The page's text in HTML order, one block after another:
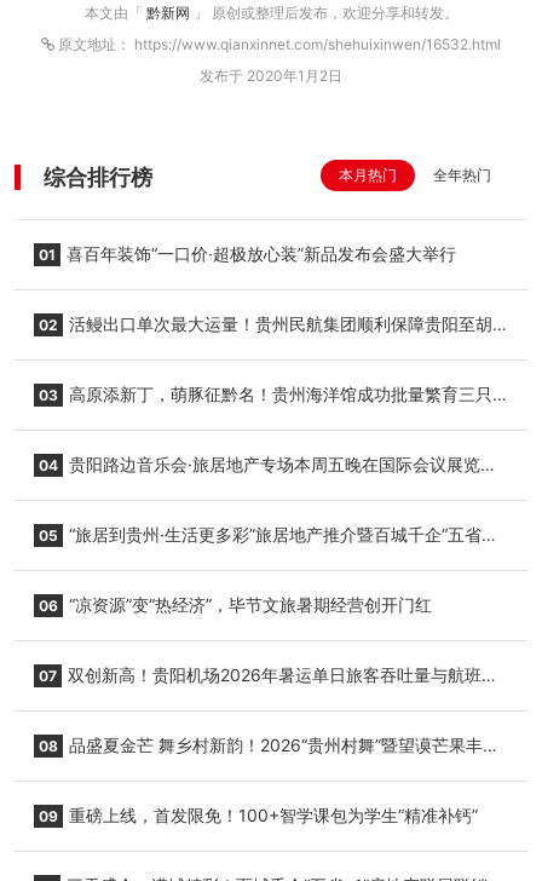
本文由「 黔新网 」 原创或整理后发布，欢迎分享和转发。
原文地址： https://www.qianxinnet.com/shehuixinwen/16532.html
发布于 2020年1月2日
综合排行榜 本月热门 全年热门
01 喜百年装饰“一口价·超极放心装”新品发布会盛大举行
02 活鳗出口单次最大运量！贵州民航集团顺利保障贵阳至胡
03 高原添新丁，萌豚征黔名！贵州海洋馆成功批量繁育三只
04 贵阳路边音乐会·旅居地产专场本周五晚在国际会议展览中
05 “旅居到贵州·生活更多彩”旅居地产推介暨百城千企“五省
06 “凉资源”变“热经济”，毕节文旅暑期经营创开门红
07 双创新高！贵阳机场2026年暑运单日旅客吞吐量与航班起
08 品盛夏金芒 舞乡村新韵！2026“贵州村舞”暨望谟芒果丰收
09 重磅上线，首发限免！100+智学课包为学生“精准补钙”